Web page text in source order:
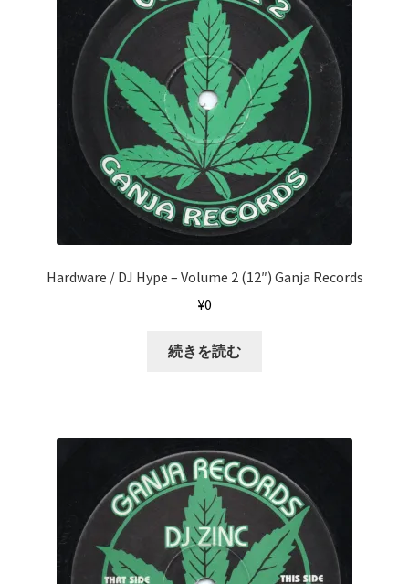
Hardware / DJ Hype ‎– Volume 2 (12″) Ganja Records
¥0
続きを読む